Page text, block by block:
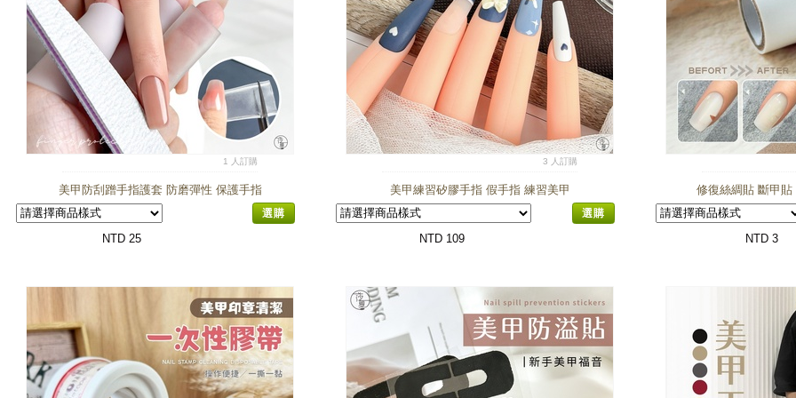
1 人訂購
美甲防刮蹭手指護套 防磨彈性 保護手指
選購
NTD 25
3 人訂購
美甲練習矽膠手指 假手指 練習美甲
選購
NTD 109
修復絲綢貼 斷甲
NTD 3